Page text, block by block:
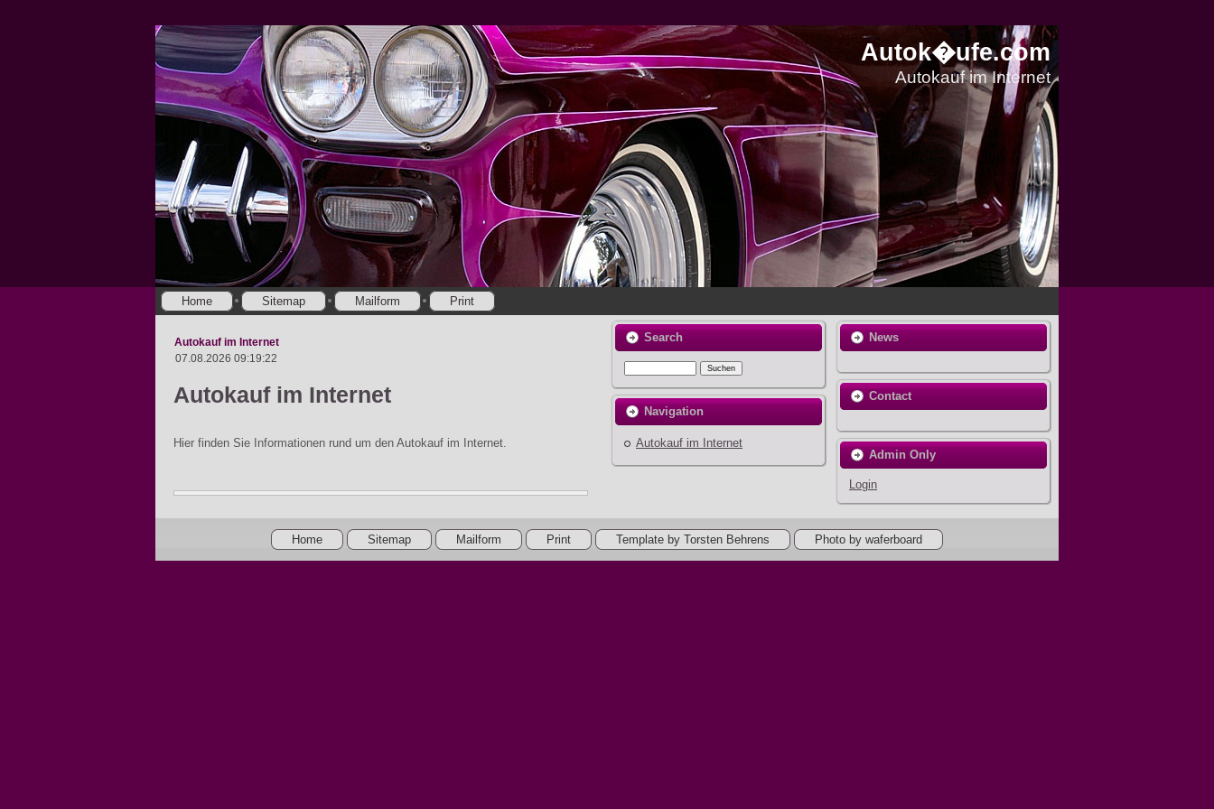
Autok�ufe.com
Autokauf im Internet
Home Sitemap Mailform Print
Autokauf im Internet
07.08.2026 09:19:22
Autokauf im Internet
Hier finden Sie Informationen rund um den Autokauf im Internet.
Search
Navigation
Autokauf im Internet
News
Contact
Admin Only
Login
Home Sitemap Mailform Print Template by Torsten Behrens Photo by waferboard